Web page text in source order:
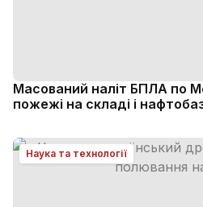
Масований наліт БПЛА по
пожежі на складі і
Наука та технології